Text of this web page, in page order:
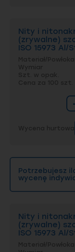
Nity i
(zrywalne)
ISO 15973 Al/
Potrzebujesz
wycenę
Nity i
(zrywalne)
ISO 15973 Al/